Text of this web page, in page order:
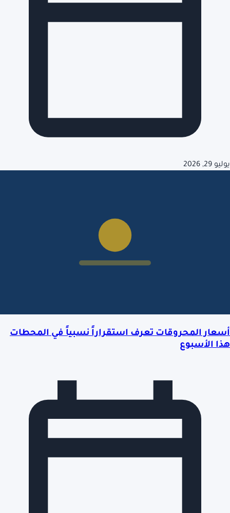
يوليو 29, 2026
أسعار المحروقات تعرف استقراراً نسبياً في المحطات
هذا الأسبوع